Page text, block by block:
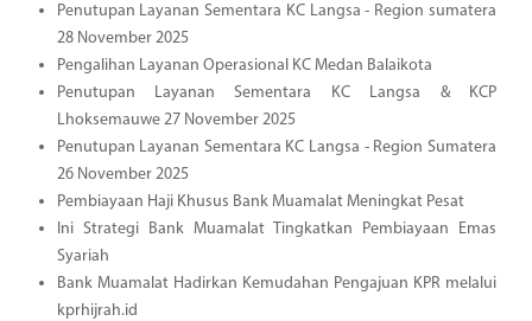
Penutupan Layanan Sementara KC Langsa - Region sumatera
28 November 2025
Pengalihan Layanan Operasional KC Medan Balaikota
Penutupan Layanan Sementara KC Langsa & KCP
Lhoksemauwe 27 November 2025
Penutupan Layanan Sementara KC Langsa - Region Sumatera
26 November 2025
Pembiayaan Haji Khusus Bank Muamalat Meningkat Pesat
Ini Strategi Bank Muamalat Tingkatkan Pembiayaan Emas
Syariah
Bank Muamalat Hadirkan Kemudahan Pengajuan KPR melalui
kprhijrah.id